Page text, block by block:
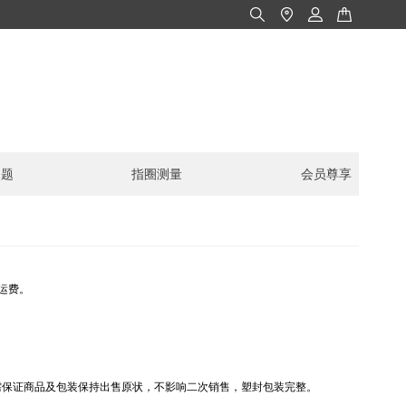
指圈测量 会员尊享
。
商品及包装保持出售原状，不影响二次销售，塑封包装完整。